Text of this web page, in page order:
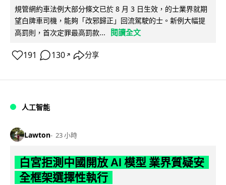
規管網約車法例大部分條文已於 8 月 3 日生效，的士業界就期
望白牌車司機，能夠「改邪歸正」回流駕駛的士。新例大幅提
高罰則，首次定罪最高罰款...
閱讀全文
191 130 ↗ 分享
人工智能
Lawton 23 小時
白宮拒測中國開放 AI 模型 業界質疑安
全框架選擇性執行